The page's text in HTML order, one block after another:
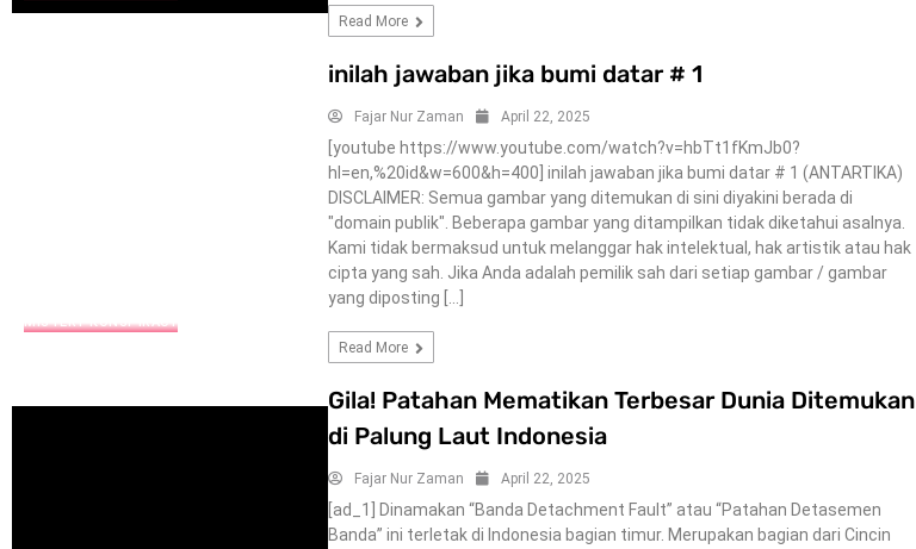
Read More
MISTERY-KONSPIRACY
inilah jawaban jika bumi datar # 1
Fajar Nur Zaman April 22, 2025
[youtube https://www.youtube.com/watch?v=hbTt1fKmJb0?
hl=en,%20id&w=600&h=400] inilah jawaban jika bumi datar # 1 (ANTARTIKA)
DISCLAIMER: Semua gambar yang ditemukan di sini diyakini berada di
"domain publik". Beberapa gambar yang ditampilkan tidak diketahui asalnya.
Kami tidak bermaksud untuk melanggar hak intelektual, hak artistik atau hak
cipta yang sah. Jika Anda adalah pemilik sah dari setiap gambar / gambar
yang diposting […]
Read More
Gila! Patahan Mematikan Terbesar Dunia Ditemukan
di Palung Laut Indonesia
Fajar Nur Zaman April 22, 2025
[ad_1] Dinamakan “Banda Detachment Fault” atau “Patahan Detasemen
Banda” ini terletak di Indonesia bagian timur. Merupakan bagian dari Cincin